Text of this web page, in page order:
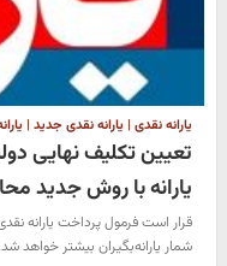
یارانه نقدی | یارانه نقدی جدید | یارانه
تعیین تکلیف نهایی
یارانه با روش جدید
قرار است فرمول پرداخت یارانه
شمار یارانه‌بگیران بیشتر خواهد